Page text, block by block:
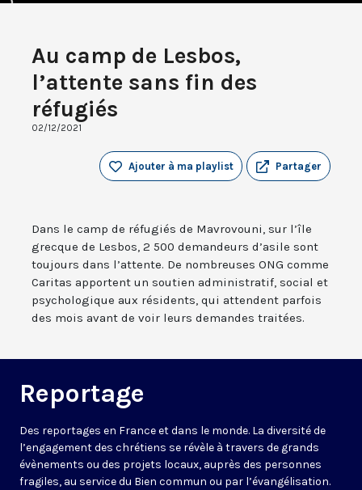
Au camp de Lesbos,
l’attente sans fin des
réfugiés
02/12/2021
Partager
Ajouter à ma playlist
Dans le camp de réfugiés de Mavrovouni, sur l’île
grecque de Lesbos, 2 500 demandeurs d’asile sont
toujours dans l’attente. De nombreuses ONG comme
Caritas apportent un soutien administratif, social et
psychologique aux résidents, qui attendent parfois
des mois avant de voir leurs demandes traitées.
Reportage
Des reportages en France et dans le monde. La diversité de
l’engagement des chrétiens se révèle à travers de grands
évènements ou des projets locaux, auprès des personnes
fragiles, au service du Bien commun ou par l’évangélisation.